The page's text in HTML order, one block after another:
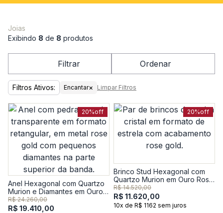
Joias
Exibindo 8 de 8 produtos
Filtrar Ordenar
Filtros Ativos: Encantar× Limpar Filtros
20%off
Anel Hexagonal com Quartzo
Murion e Diamantes em Ouro
Rosé 18k
R$ 24.260,00
R$ 19.410,00
20%off
Brinco Stud Hexagonal com
Quartzo Murion em Ouro Rosé
18k
R$ 14.520,00
R$ 11.620,00
10x de R$ 1162 sem juros